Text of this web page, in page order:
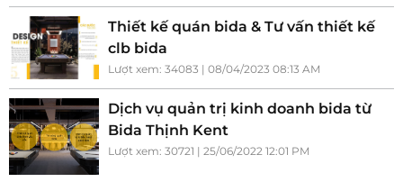
Thiết kế quán bida & Tư vấn thiết kế
clb bida
Lượt xem: 34083 | 08/04/2023 08:13 AM
Dịch vụ quản trị kinh doanh bida từ
Bida Thịnh Kent
Lượt xem: 30721 | 25/06/2022 12:01 PM